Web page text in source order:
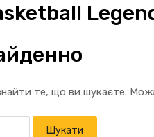
те, що ви шукаєте.